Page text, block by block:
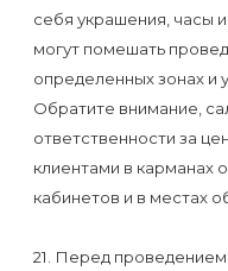
себя украшения, часы
могут помешать
определенных зонах и
Обратите внимание,
ответственности за
клиентами в карманах
кабинетов и в местах
21. Перед